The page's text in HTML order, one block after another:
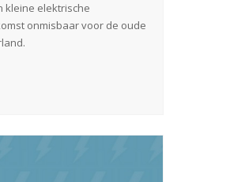
kleine elektrische
onmisbaar voor de oude